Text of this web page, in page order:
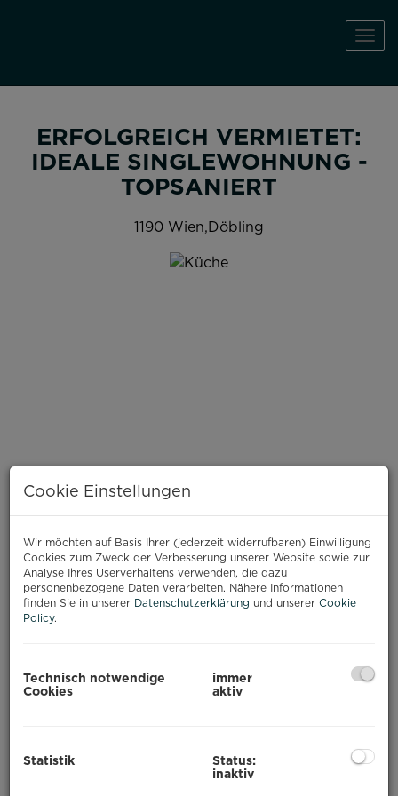
ERFOLGREICH VERMIETET:
IDEALE SINGLEWOHNUNG -
TOPSANIERT
1190 Wien,Döbling
ERSTBEZUG nach GENERALSANIERUNG
Cookie Einstellungen
Wir möchten auf Basis Ihrer (jederzeit widerrufbaren) Einwilligung
Cookies zum Zweck der Verbesserung unserer Website sowie zur
Analyse Ihres Userverhaltens verwenden, die dazu
personenbezogene Daten verarbeiten. Nähere Informationen
finden Sie in unserer Datenschutzerklärung und unserer Cookie
Policy.
Technisch notwendige
Cookies
immer
aktiv
Statistik Status:
inaktiv